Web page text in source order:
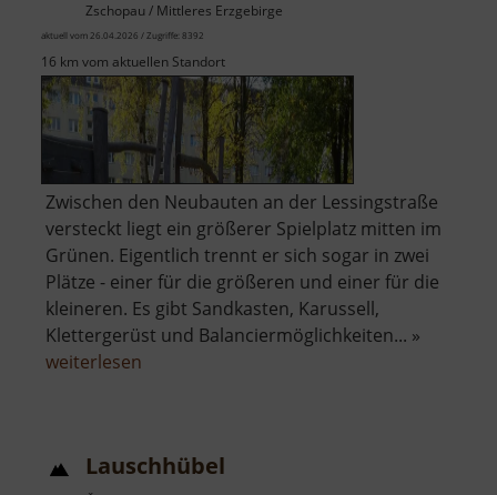
Zschopau / Mittleres Erzgebirge
aktuell vom 26.04.2026 / Zugriffe: 8392
16 km vom aktuellen Standort
Zwischen den Neubauten an der Lessingstraße
versteckt liegt ein größerer Spielplatz mitten im
Grünen. Eigentlich trennt er sich sogar in zwei
Plätze - einer für die größeren und einer für die
kleineren. Es gibt Sandkasten, Karussell,
Klettergerüst und Balanciermöglichkeiten... »
weiterlesen
Lessingstraße
Lauschhübel